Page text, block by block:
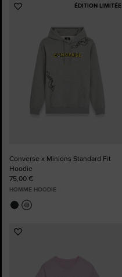
ÉDITION LIMITÉE
Ajouter
Converse x Minions Standard Fit
Hoodie
75,00 €
HOMME HOODIE
Ajouter